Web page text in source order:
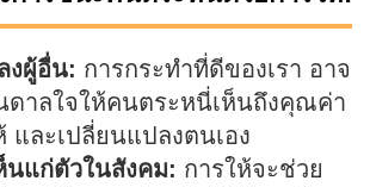
งผู้อื่น: การกระทำที่ดีของเรา อาจ
ดาลใจให้คนตระหนี่เห็นถึงคุณค่า
และเปลี่ยนแปลงตนเอง
นแก่ตัวในสังคม: การให้จะช่วย